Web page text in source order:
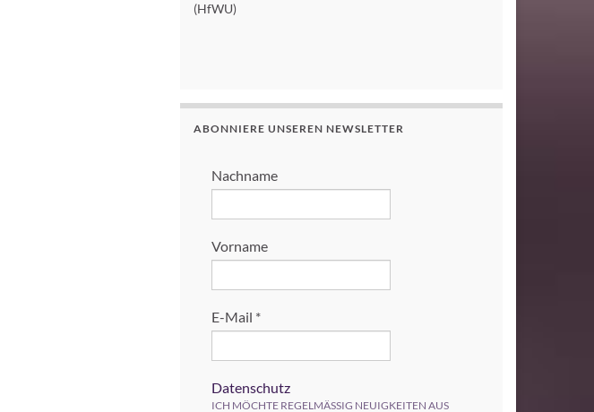
(HfWU)
ABONNIERE UNSEREN NEWSLETTER
Nachname
Vorname
E-Mail *
Datenschutz
ICH MÖCHTE REGELMÄSSIG NEUIGKEITEN AUS